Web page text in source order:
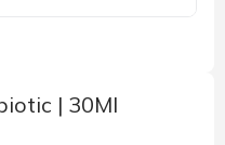
| 30Ml